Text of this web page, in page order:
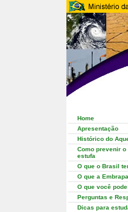
Home
Apresentação
Histórico do
Como prevenir
estufa
O que o Brasil
O que a
O que você
Perguntas e
Dicas para